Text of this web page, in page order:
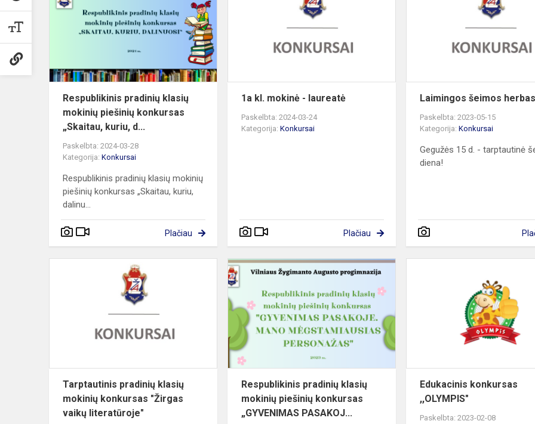
Respublikinis pradinių klasių
mokinių piešinių konkursas
„Skaitau, kuriu, d...
Paskelbta: 2024-03-28
Kategorija: Konkursai
Respublikinis pradinių klasių mokinių
piešinių konkursas „Skaitau, kuriu,
dalinu...
Plačiau
1a kl. mokinė - laureatė
Paskelbta: 2024-03-24
Kategorija:Konkursai
Plačiau
Laimingos šeimos
Paskelbta: 2023-05-15
Kategorija:Konkursai
Gegužės 15 d. - tarptautinė
diena!
Tarptautinis
pradinių
mokinių
konkursas
"Žirgas
vaik...
Tarptautinis pradinių klasių
mokinių konkursas "Žirgas
vaikų literatūroje"
Respublikinis
piešinių
„G...
Respublikinis pradinių klasių
mokinių piešinių konkursas
„GYVENIMAS PASAKOJ...
Edukacinis konkursas
,,OLYMPIS"
Paskelbta: 2023-02-08